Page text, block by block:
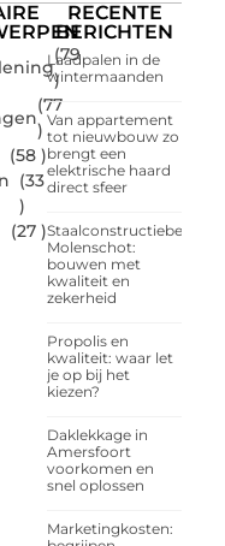
(79
)
(77
)
(58 )
(33
)
(27 )
RECENTE
BERICHTEN
Laadpalen in de
wintermaanden
Van appartement
tot nieuwbouw zo
brengt een
elektrische haard
direct sfeer
Staalconstructiebedrijf
Molenschot:
bouwen met
kwaliteit en
zekerheid
Propolis en
kwaliteit: waar let
je op bij het
kiezen?
Daklekkage in
Amersfoort
voorkomen en
snel oplossen
Marketingkosten: